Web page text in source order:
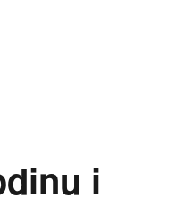
i